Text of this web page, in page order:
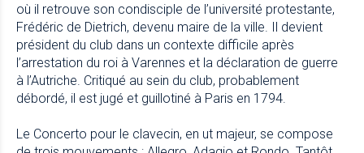
où il retrouve son condisciple de l’université protestante,
Frédéric de Dietrich, devenu maire de la ville. Il devient
président du club dans un contexte difficile après
l’arrestation du roi à Varennes et la déclaration de guerre
à l’Autriche. Critiqué au sein du club, probablement
débordé, il est jugé et guillotiné à Paris en 1794.
Le Concerto pour le clavecin, en ut majeur, se compose